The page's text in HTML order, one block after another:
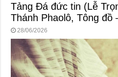
Tảng Đá đức tin (Lễ
Thánh Phaolô, Tông đồ
28/06/2026